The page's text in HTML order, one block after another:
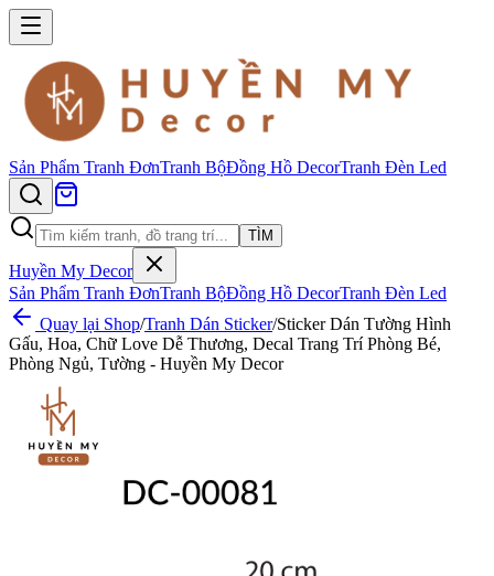
Sản Phẩm Tranh ĐơnTranh BộĐồng Hồ DecorTranh Đèn Led
TÌM
Huyền My Decor
Sản Phẩm Tranh ĐơnTranh BộĐồng Hồ DecorTranh Đèn Led
Quay lại Shop/Tranh Dán Sticker/Sticker Dán Tường Hình
Gấu, Hoa, Chữ Love Dễ Thương, Decal Trang Trí Phòng Bé,
Phòng Ngủ, Tường - Huyền My Decor